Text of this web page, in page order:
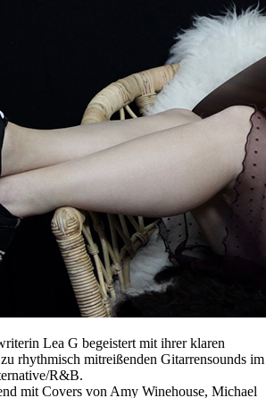
Lea G begeistert mit ihrer klaren
rhythmisch mitreißenden Gitarrensounds im
R&B.
mit Covers von Amy Winehouse, Michael